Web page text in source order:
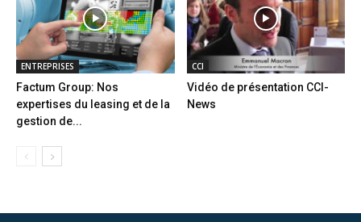
ENTREPRISES
Factum Group: Nos
expertises du leasing et de la
gestion de...
CCI
Vidéo de présentation CCI-
News